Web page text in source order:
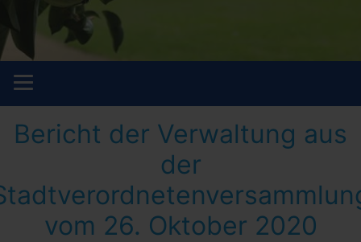
Bericht der Verwaltung aus
der
vom 26. Oktober 2020